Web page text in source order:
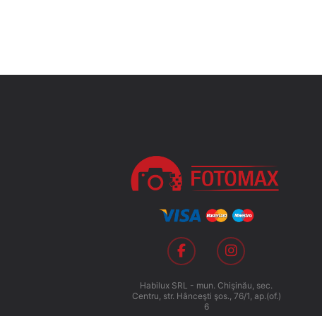
Habilux SRL - mun. Chişinău, sec.
Centru, str. Hânceşti şos., 76/1, ap.(of.)
6